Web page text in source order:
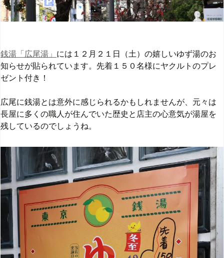
銭湯「広尾湯」 には１２月２１日（土）の嬉しいゆず湯のお
知らせが貼られています。先着１５０名様にヤクルトのプレ
ゼント付き！
広尾に銭湯とは意外に感じられるかもしれませんが、元々は
長屋に多くの職人が住んでいた歴史と店主の心意気が湯屋を
残しているのでしょうね。